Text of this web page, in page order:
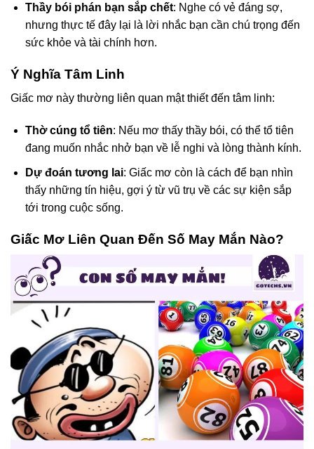
Thầy bói phán bạn sắp chết: Nghe có vẻ đáng sợ,
nhưng thực tế đây lại là lời nhắc bạn cần chú trọng đến
sức khỏe và tài chính hơn.
Ý Nghĩa Tâm Linh
Giấc mơ này thường liên quan mật thiết đến tâm linh:
Thờ cúng tổ tiên: Nếu mơ thấy thầy bói, có thể tổ tiên
đang muốn nhắc nhở bạn về lễ nghi và lòng thành kính.
Dự đoán tương lai: Giấc mơ còn là cách để bạn nhìn
thấy những tín hiệu, gợi ý từ vũ trụ về các sự kiện sắp
tới trong cuộc sống.
Giấc Mơ Liên Quan Đến Số May Mắn Nào?